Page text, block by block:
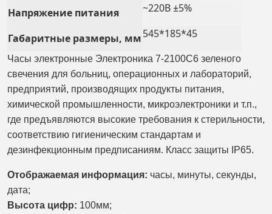
Напряжение питания ~220В ±5%
Габаритные размеры, мм545*185*45
Часы электронные Электроника 7-2100С6 зеленого
свечения для больниц, операционных и лабораторий,
предприятий, производящих продукты питания,
химической промышленности, микроэлектроники и т.п.,
где предъявляются высокие требования к стерильности,
соответствию гигиеническим стандартам и
дезинфекционным предписаниям. Класс защиты IP65.
Отображаемая информация: часы, минуты, секунды,
дата;
Высота цифр: 100мм;